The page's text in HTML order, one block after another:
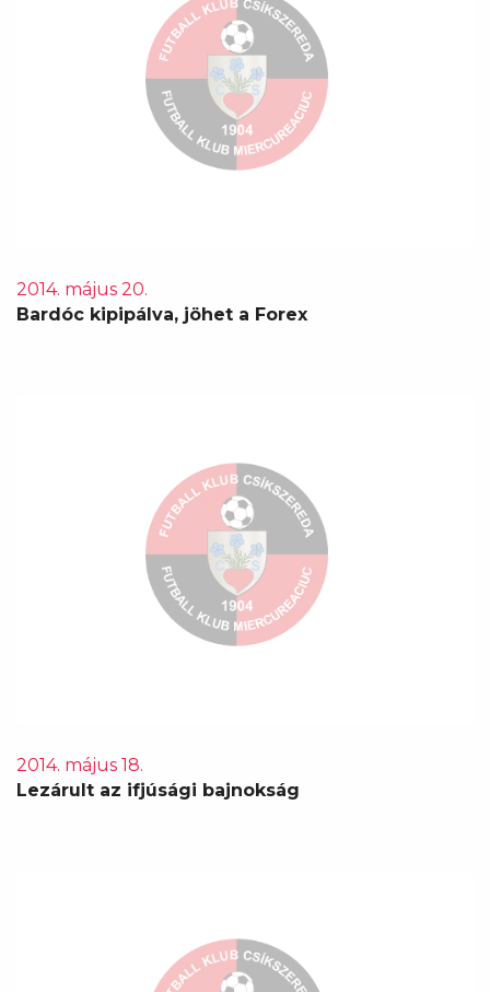
2014. május 20.
Bardóc kipipálva, jöhet a Forex
2014. május 18.
Lezárult az ifjúsági bajnokság